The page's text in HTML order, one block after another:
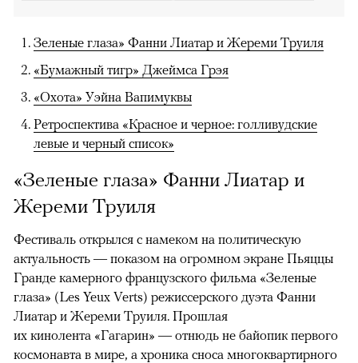
Зеленые глаза» Фанни Лиатар и Жереми Труиля
«Бумажный тигр» Джеймса Грэя
«Охота» Уэйна Вапимуквы
Ретроспектива «Красное и черное: голливудские
левые и черный список»
«Зеленые глаза» Фанни Лиатар и
Жереми Труиля
Фестиваль открылся с намеком на политическую
актуальность — показом на огромном экране Пьяццы
Гранде камерного французского фильма «Зеленые
глаза» (Les Yeux Verts) режиссерского дуэта Фанни
Лиатар и Жереми Труиля. Прошлая
их кинолента «Гагарин» — отнюдь не байопик первого
космонавта в мире, а хроника сноса многоквартирного